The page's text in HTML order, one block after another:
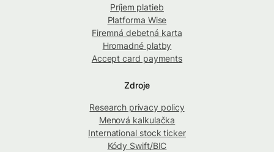
Príjem platieb
Platforma Wise
Firemná debetná karta
Hromadné platby
Accept card payments
Zdroje
Research privacy policy
Menová kalkulačka
International stock ticker
Kódy Swift/BIC